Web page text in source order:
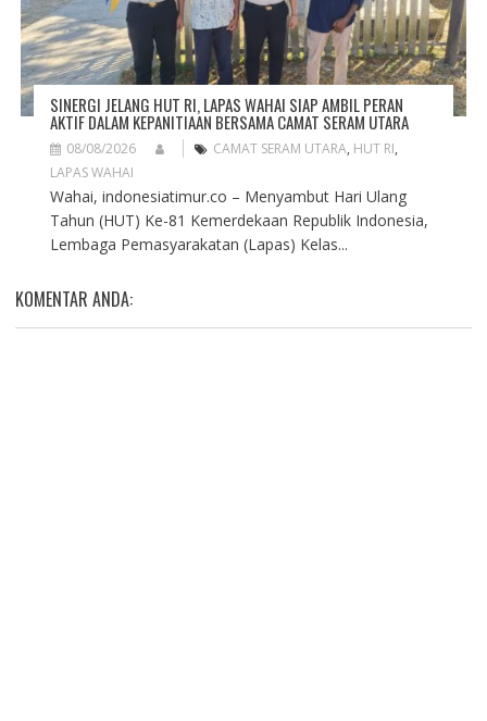
SINERGI JELANG HUT RI, LAPAS WAHAI SIAP AMBIL PERAN
AKTIF DALAM KEPANITIAAN BERSAMA CAMAT SERAM UTARA
08/08/2026 CAMAT SERAM UTARA, HUT RI,
LAPAS WAHAI
Wahai, indonesiatimur.co – Menyambut Hari Ulang
Tahun (HUT) Ke-81 Kemerdekaan Republik Indonesia,
Lembaga Pemasyarakatan (Lapas) Kelas...
KOMENTAR ANDA: